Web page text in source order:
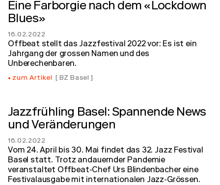
Eine Farborgie nach dem «Lockdown
Blues»
16.02.2022
Offbeat stellt das Jazzfestival 2022 vor: Es ist ein
Jahrgang der grossen Namen und des
Unberechenbaren.
zum Artikel BZ Basel
Jazzfrühling Basel: Spannende News
und Veränderungen
16.02.2022
Vom 24. April bis 30. Mai findet das 32. Jazz Festival
Basel statt. Trotz andauernder Pandemie
veranstaltet Offbeat-Chef Urs Blindenbacher eine
Festivalausgabe mit internationalen Jazz-Grössen.